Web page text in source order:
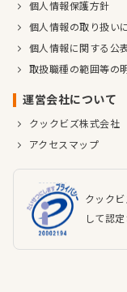
個人情報保護方針
個人情報の取り扱い
個人情報に関する公
取扱職種の範囲等の
運営会社について
クックビズ株式会社
アクセスマップ
クック
して認定